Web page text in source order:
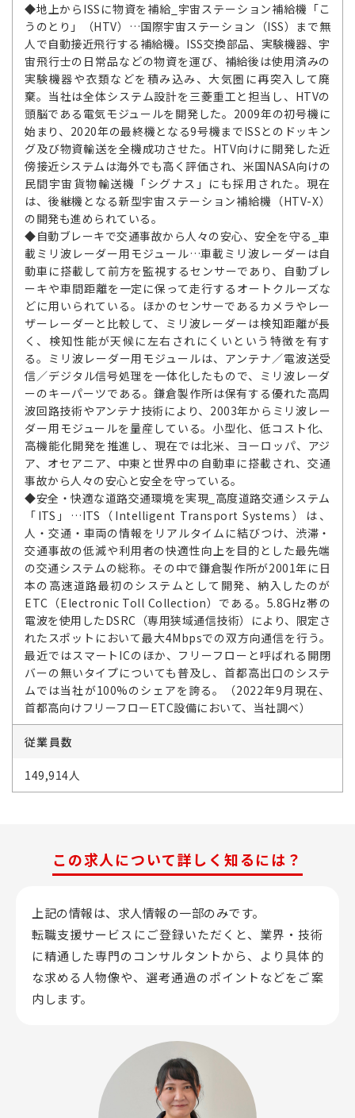
◆地上からISSに物資を補給_宇宙ステーション補給機「こ
うのとり」（HTV）…国際宇宙ステーション（ISS）まで無
人で自動接近飛行する補給機。ISS交換部品、実験機器、宇
宙飛行士の日常品などの物資を運び、補給後は使用済みの
実験機器や衣類などを積み込み、大気圏に再突入して廃
棄。当社は全体システム設計を三菱重工と担当し、HTVの
頭脳である電気モジュールを開発した。2009年の初号機に
始まり、2020年の最終機となる9号機までISSとのドッキン
グ及び物資輸送を全機成功させた。HTV向けに開発した近
傍接近システムは海外でも高く評価され、米国NASA向けの
民間宇宙貨物輸送機「シグナス」にも採用された。現在
は、後継機となる新型宇宙ステーション補給機（HTV-X）
の開発も進められている。
◆自動ブレーキで交通事故から人々の安心、安全を守る_車
載ミリ波レーダー用モジュール…車載ミリ波レーダーは自
動車に搭載して前方を監視するセンサーであり、自動ブレ
ーキや車間距離を一定に保って走行するオートクルーズな
どに用いられている。ほかのセンサーであるカメラやレー
ザーレーダーと比較して、ミリ波レーダーは検知距離が長
く、検知性能が天候に左右されにくいという特徴を有す
る。ミリ波レーダー用モジュールは、アンテナ／電波送受
信／デジタル信号処理を一体化したもので、ミリ波レーダ
ーのキーパーツである。鎌倉製作所は保有する優れた高周
波回路技術やアンテナ技術により、2003年からミリ波レー
ダー用モジュールを量産している。小型化、低コスト化、
高機能化開発を推進し、現在では北米、ヨーロッパ、アジ
ア、オセアニア、中東と世界中の自動車に搭載され、交通
事故から人々の安心と安全を守っている。
◆安全・快適な道路交通環境を実現_高度道路交通システム
「ITS」…ITS（Intelligent Transport Systems）は、
人・交通・車両の情報をリアルタイムに結びつけ、渋滞・
交通事故の低減や利用者の快適性向上を目的とした最先端
の交通システムの総称。その中で鎌倉製作所が2001年に日
本の高速道路最初のシステムとして開発、納入したのが
ETC（Electronic Toll Collection）である。5.8GHz帯の
電波を使用したDSRC（専用狭域通信技術）により、限定さ
れたスポットにおいて最大4Mbpsでの双方向通信を行う。
最近ではスマートICのほか、フリーフローと呼ばれる開閉
バーの無いタイプについても普及し、首都高出口のシステ
ムでは当社が100%のシェアを誇る。（2022年9月現在、
首都高向けフリーフローETC設備において、当社調べ）
従業員数
149,914人
この求人について詳しく知るには？
上記の情報は、求人情報の一部のみです。
転職支援サービスにご登録いただくと、業界・技術
に精通した専門のコンサルタントから、 より具体的
な求める人物像や、選考通過のポイントなどをご案
内します。